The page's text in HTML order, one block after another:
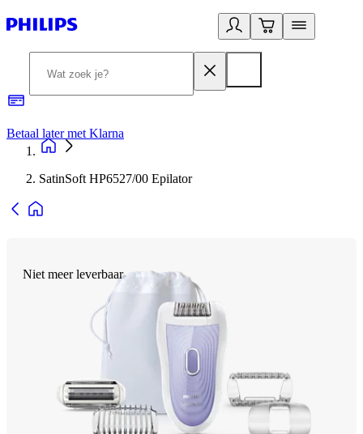
Betaal later met Klarna
SatinSoft HP6527/00 Epilator
Niet meer leverbaar